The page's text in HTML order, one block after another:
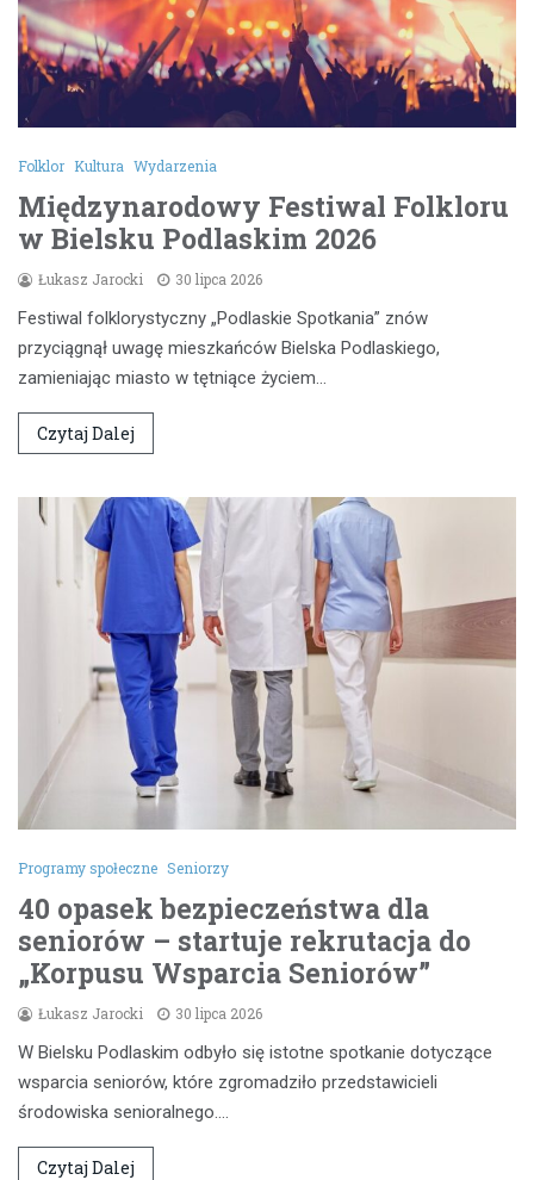
Folklor Kultura Wydarzenia
Międzynarodowy Festiwal Folkloru
w Bielsku Podlaskim 2026
Łukasz Jarocki 30 lipca 2026
Festiwal folklorystyczny „Podlaskie Spotkania” znów
przyciągnął uwagę mieszkańców Bielska Podlaskiego,
zamieniając miasto w tętniące życiem…
Czytaj Dalej
Programy społeczne Seniorzy
40 opasek bezpieczeństwa dla
seniorów – startuje rekrutacja do
„Korpusu Wsparcia Seniorów”
Łukasz Jarocki 30 lipca 2026
W Bielsku Podlaskim odbyło się istotne spotkanie dotyczące
wsparcia seniorów, które zgromadziło przedstawicieli
środowiska senioralnego.…
Czytaj Dalej